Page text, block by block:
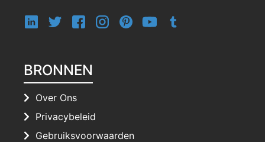
BRONNEN
Over Ons
Privacybeleid
Gebruiksvoorwaarden